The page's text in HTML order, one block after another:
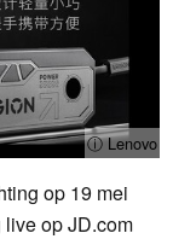
ⓘ Lenovo
op 19 mei
op JD.com